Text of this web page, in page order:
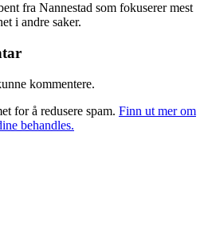
fra Nannestad som fokuserer mest
i andre saker.
kommentere.
for å redusere spam. Finn ut mer om
behandles.